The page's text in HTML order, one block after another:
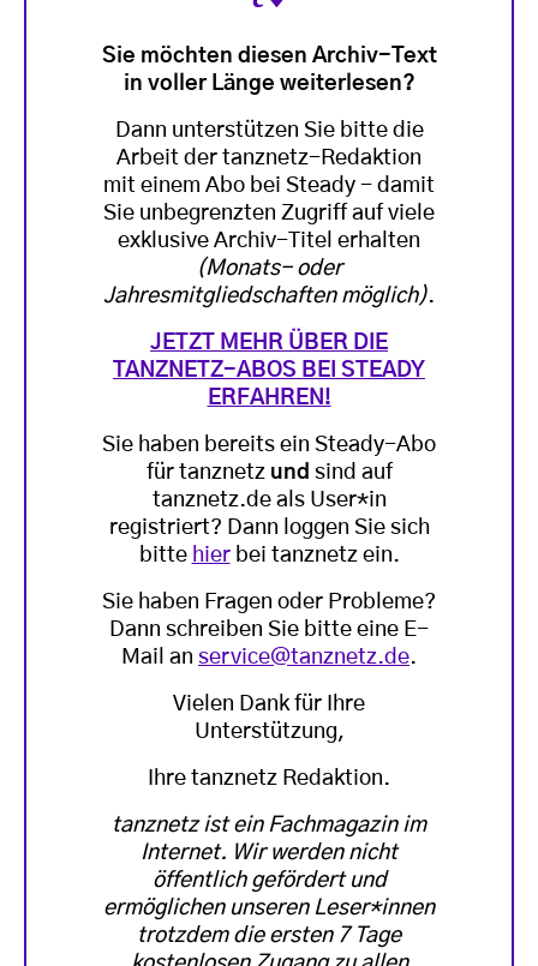
Sie möchten diesen Archiv-Text
in voller Länge weiterlesen?
Dann unterstützen Sie bitte die
Arbeit der tanznetz-Redaktion
mit einem Abo bei Steady - damit
Sie unbegrenzten Zugriff auf viele
exklusive Archiv-Titel erhalten
(Monats- oder
Jahresmitgliedschaften möglich).
JETZT MEHR ÜBER DIE
TANZNETZ-ABOS BEI STEADY
ERFAHREN!
Sie haben bereits ein Steady-Abo
für tanznetz und sind auf
tanznetz.de als User*in
registriert? Dann loggen Sie sich
bitte hierbei tanznetz ein.
Sie haben Fragen oder Probleme?
Dann schreiben Sie bitte eine E-
Mail an service@tanznetz.de.
Vielen Dank für Ihre
Unterstützung,
Ihre tanznetz Redaktion.
tanznetz ist ein Fachmagazin im
Internet. Wir werden nicht
öffentlich gefördert und
ermöglichen unseren Leser*innen
trotzdem die ersten 7 Tage